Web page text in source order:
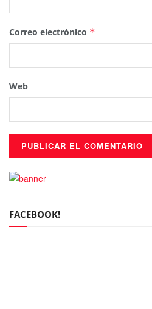
Correo electrónico *
Web
FACEBOOK!